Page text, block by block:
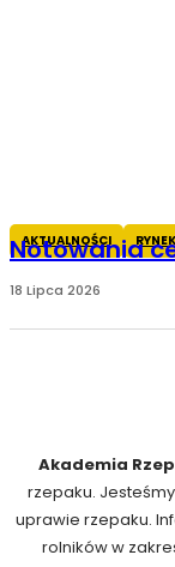
AKTUALNOŚCI
Notowania
18 Lipca 2026
Akademia
rzepaku.
uprawie rzepaku.
rolników w